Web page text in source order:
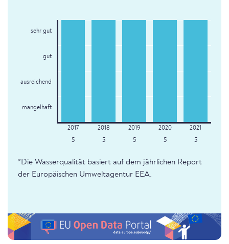
sehr gut
gut
ausreichend
mangelhaft
5 5 5 5 5
*Die Wasserqualität basiert auf dem jährlichen Report
der Europäischen Umweltagentur EEA.